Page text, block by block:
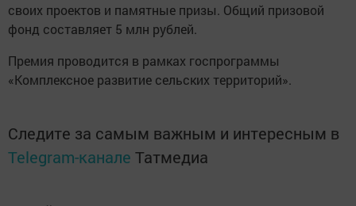
своих проектов и памятные призы. Общий призовой
фонд составляет 5 млн рублей.
Премия проводится в рамках госпрограммы
«Комплексное развитие сельских территорий».
Следите за самым важным и интересным в
Telegram-канале Татмедиа